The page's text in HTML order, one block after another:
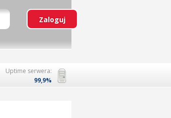
Uptime serwera:
99,9%